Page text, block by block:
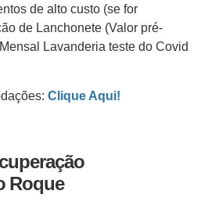
de alto custo (se for
de Lanchonete (Valor pré-
Lavanderia teste do Covid
Clique Aqui!
Roque